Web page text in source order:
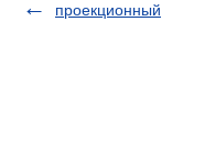
проекционный